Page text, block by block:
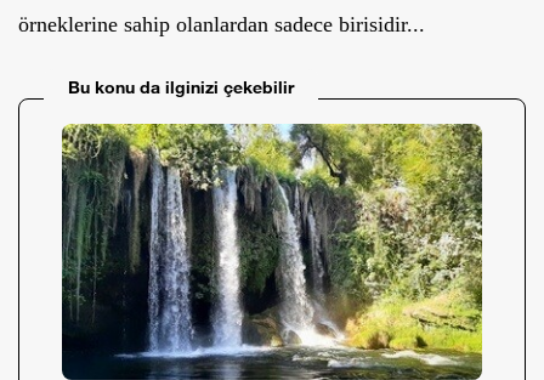
örneklerine sahip olanlardan sadece birisidir...
Bu konu da ilginizi çekebilir